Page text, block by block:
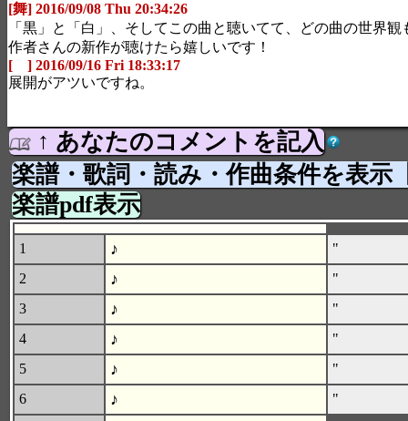
[舞] 2016/09/08 Thu 20:34:26
「黒」と「白」、そしてこの曲と聴いてて、どの曲の世界
作者さんの新作が聴けたら嬉しいです！
[ ] 2016/09/16 Fri 18:33:17
展開がアツいですね。
↑ あなたのコメントを記入
楽譜・歌詞・読み・作曲条件を表示
楽譜pdf表示
1 ♪
"
2
♪
"
3
♪
"
4
♪
"
5
♪
"
6
♪ "